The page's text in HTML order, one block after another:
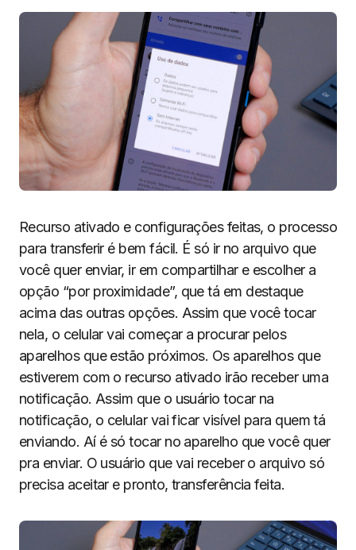
Recurso ativado e configurações feitas, o processo
para transferir é bem fácil. É só ir no arquivo que
você quer enviar, ir em compartilhar e escolher a
opção “por proximidade”, que tá em destaque
acima das outras opções. Assim que você tocar
nela, o celular vai começar a procurar pelos
aparelhos que estão próximos. Os aparelhos que
estiverem com o recurso ativado irão receber uma
notificação. Assim que o usuário tocar na
notificação, o celular vai ficar visível para quem tá
enviando. Aí é só tocar no aparelho que você quer
pra enviar. O usuário que vai receber o arquivo só
precisa aceitar e pronto, transferência feita.